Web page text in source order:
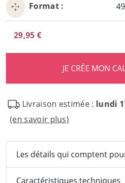
Format :
29,95 €
Livraison estimée : lundi
(en savoir plus)
Les détails qui comptent
Caractéristiques techniques